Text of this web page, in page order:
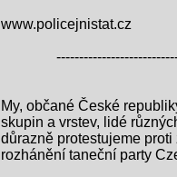
www.policejnistat.cz
My, občané České
skupin a vrstev, lidé
důrazně protestujeme
rozhánění taneční party